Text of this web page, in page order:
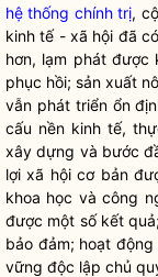
hệ thống chính trị,
kinh tế - xã hội đã
hơn, lạm phát được
phục hồi; sản xuất
vẫn phát triển ổn
cấu nền kinh tế,
xây dựng và bước
lợi xã hội cơ bản
khoa học và công
được một số kết
bảo đảm; hoạt
vững độc lập chủ